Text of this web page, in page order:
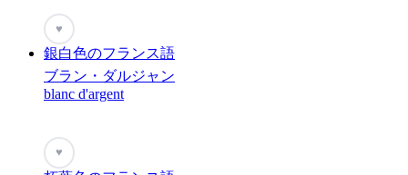
♥
銀白色のフランス語
ブラン・ダルジャン
blanc d'argent
♥